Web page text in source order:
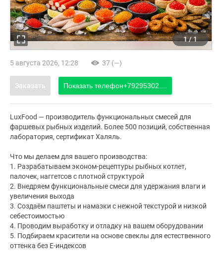
1/1
5 августа 2026, 12:28 37 (—)
Заказать Показать телефон+79295302....
LuxFood — производитель функциональных смесей для
фаршевых рыбных изделий. Более 500 позиций, собственная
лаборатория, сертификат Халяль.
Что мы делаем для вашего производства:
1. Разрабатываем эконом-рецептуры рыбных котлет,
палочек, наггетсов с плотной структурой
2. Внедряем функциональные смеси для удержания влаги и
увеличения выхода
3. Создаём паштеты и намазки с нежной текстурой и низкой
себестоимостью
4. Проводим выработку и отладку на вашем оборудовании
5. Подбираем красители на основе свеклы для естественного
оттенка без Е-индексов